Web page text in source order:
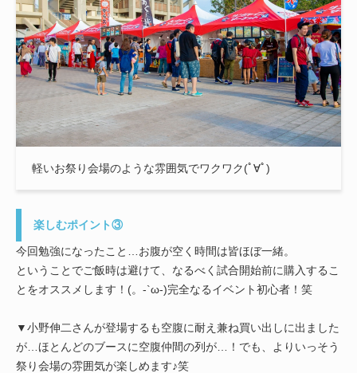
軽いお祭り会場のような雰囲気でワクワク(ﾟ∀ﾟ)
楽しむポイント③
今回勉強になったこと…お腹が空く時間は皆ほぼ一緒。
ということでご飯時は避けて、なるべく試合開始前に購入するこ
とをオススメします！(。-`ω-)完全なるイベント初心者！笑
▼小野伸二さんが登場するも空腹に耐え兼ね買い出しに出ました
が…ほとんどのブースに空腹仲間の列が…！でも、よりいっそう
祭り会場の雰囲気が楽しめます♪笑